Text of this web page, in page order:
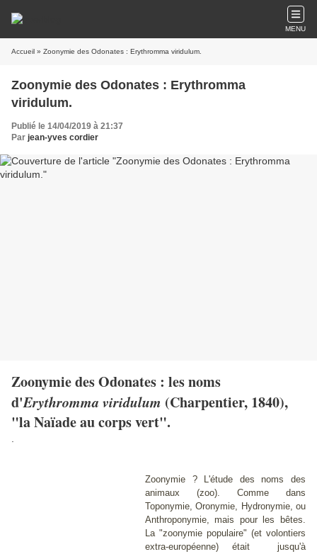
MENU
Accueil » Zoonymie des Odonates : Erythromma viridulum.
Zoonymie des Odonates : Erythromma
viridulum.
Publié le 14/04/2019 à 21:37
Par jean-yves cordier
Zoonymie des Odonates : les noms
d'Erythromma viridulum (Charpentier, 1840),
"la Naïade au corps vert".
Zoonymie ? L'étude des noms des
animaux (zoo). Comme dans
Toponymie, Oronymie, Hydronymie, ou
Anthroponymie, mais pour les bêtes.
La "zoonymie populaire" (et volontiers
extra-européenne) était jusqu'à